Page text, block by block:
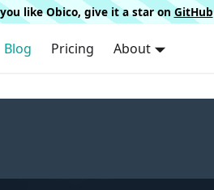
you like Obico, give it a star on GitHub
Blog Pricing About